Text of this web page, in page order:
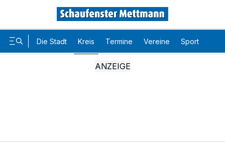
Die Stadt Kreis Termine Vereine Sport